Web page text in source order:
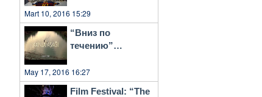
Mart 10, 2016 15:29
“Вниз по
течению”…
May 17, 2016 16:27
Film Festival: “The